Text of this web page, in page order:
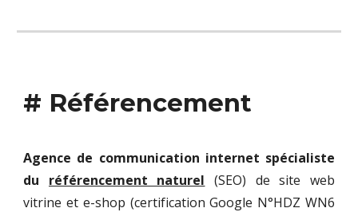
# Référencement
Agence de communication internet spécialiste
du référencement naturel (SEO) de site web
vitrine et e-shop (certification Google N°HDZ WN6